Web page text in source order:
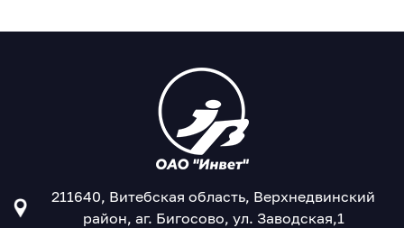
211640, Витебская область, Верхнедвинский
район, аг. Бигосово, ул. Заводская,1